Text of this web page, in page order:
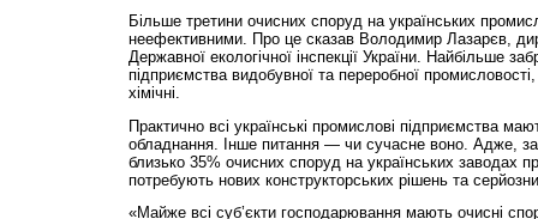
Більше третини очисних споруд на українських
неефективними. Про це сказав Володимир Лазарєв,
Державної екологічної інспекції України. Найбільше
підприємства видобувної та переробної
хімічні.
Практично всі українські промислові підприємства
обладнання. Інше питання — чи сучасне воно. Адже,
близько 35% очисних споруд на українських заводах
потребують нових конструкторських рішень та
«Майже всі суб’єкти господарювання мають очисні